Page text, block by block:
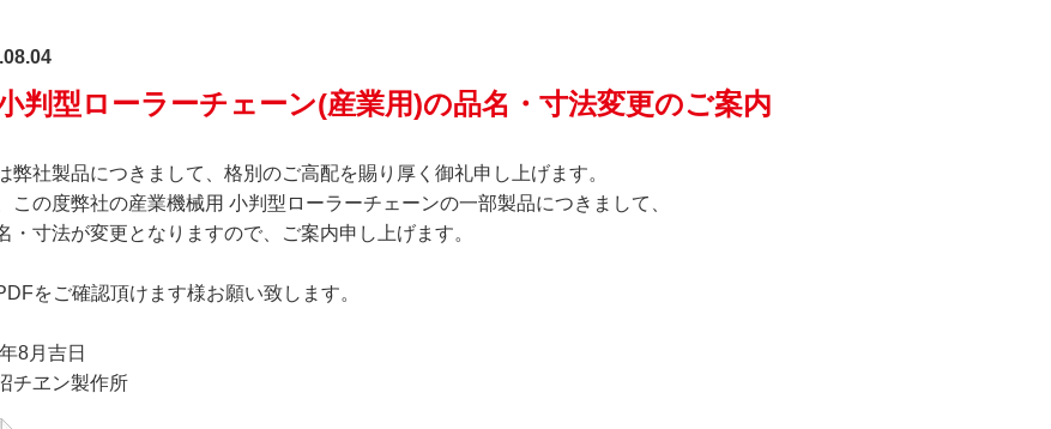
判型ローラーチェーン(産業用)の品名・寸法変更のご案内
弊社製品につきまして、格別のご高配を賜り厚く御礼申し上げます。
この度弊社の産業機械用 小判型ローラーチェーンの一部製品につきまして、
・寸法が変更となりますので、ご案内申し上げます。
をご確認頂けます様お願い致します。
8月吉日
チヱン製作所